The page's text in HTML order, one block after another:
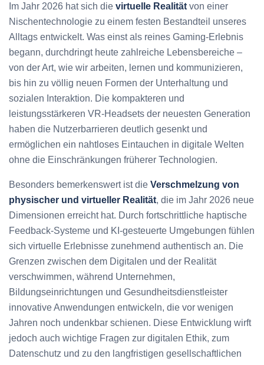
Im Jahr 2026 hat sich die virtuelle Realität von einer
Nischentechnologie zu einem festen Bestandteil unseres
Alltags entwickelt. Was einst als reines Gaming-Erlebnis
begann, durchdringt heute zahlreiche Lebensbereiche –
von der Art, wie wir arbeiten, lernen und kommunizieren,
bis hin zu völlig neuen Formen der Unterhaltung und
sozialen Interaktion. Die kompakteren und
leistungsstärkeren VR-Headsets der neuesten Generation
haben die Nutzerbarrieren deutlich gesenkt und
ermöglichen ein nahtloses Eintauchen in digitale Welten
ohne die Einschränkungen früherer Technologien.
Besonders bemerkenswert ist die Verschmelzung von
physischer und virtueller Realität, die im Jahr 2026 neue
Dimensionen erreicht hat. Durch fortschrittliche haptische
Feedback-Systeme und KI-gesteuerte Umgebungen fühlen
sich virtuelle Erlebnisse zunehmend authentisch an. Die
Grenzen zwischen dem Digitalen und der Realität
verschwimmen, während Unternehmen,
Bildungseinrichtungen und Gesundheitsdienstleister
innovative Anwendungen entwickeln, die vor wenigen
Jahren noch undenkbar schienen. Diese Entwicklung wirft
jedoch auch wichtige Fragen zur digitalen Ethik, zum
Datenschutz und zu den langfristigen gesellschaftlichen